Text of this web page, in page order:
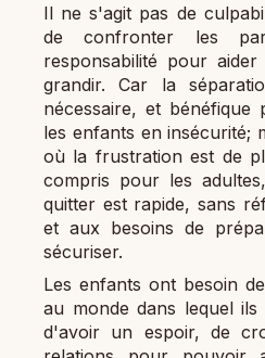
Il ne s'agit pas de
de confronter les
responsabilité pour
grandir. Car la
nécessaire, et bénéfique
les enfants en insécurité;
où la frustration est de
compris pour les
quitter est rapide, sans
et aux besoins de
sécuriser.
Les enfants ont besoin
au monde dans lequel
d'avoir un espoir, de